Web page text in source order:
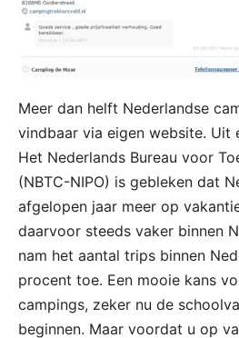
Meer dan helft Nederlandse
vindbaar via eigen website. Uit
Het Nederlands Bureau voor
(NBTC-NIPO) is gebleken dat
afgelopen jaar meer op
daarvoor steeds vaker binnen
nam het aantal trips binnen
procent toe. Een mooie kans
campings, zeker nu de
beginnen. Maar voordat u op